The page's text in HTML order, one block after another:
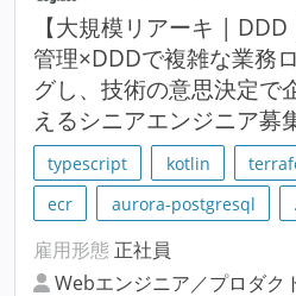
【大規模リアーキ |
管理×DDDで複雑な業務
グし、技術の意思決定で
えるシニアエンジニア募
typescript kotlin
ecr
aurora-postgresql
雇用形態 正社員
Webエンジニア／プロダク